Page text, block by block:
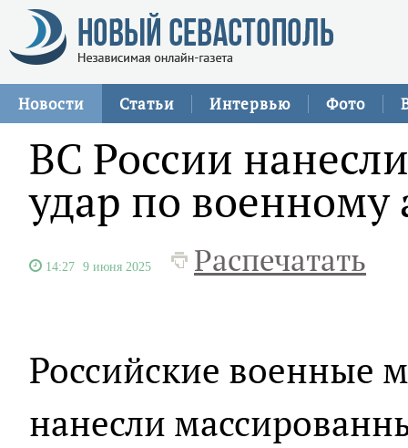
Новости Статьи Интервью Фото
ВС России
удар по военному
14:27 9 июня 2025 Распечатать
Российские военные
нанесли